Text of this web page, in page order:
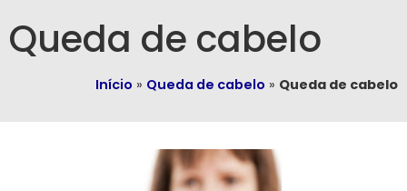
Queda de cabelo
Início » Queda de cabelo » Queda de cabelo